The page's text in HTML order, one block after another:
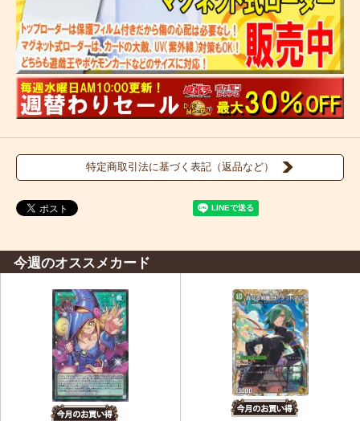
特定商取引法に基づく表記（返品など）
今週のオススメカード